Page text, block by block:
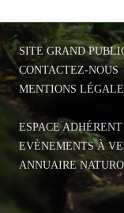
SITE GRAND
CONTACTEZ-NOUS
MENTIONS
ESPACE ADHÉRENT
EVÈNEMENTS À
ANNUAIRE